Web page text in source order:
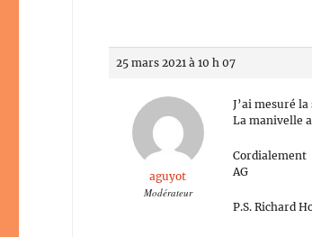
25 mars 2021 à 10 h 07
aguyot
Modérateur
J’ai mesuré
La manivelle
Cordialement
AG
P.S. Richard